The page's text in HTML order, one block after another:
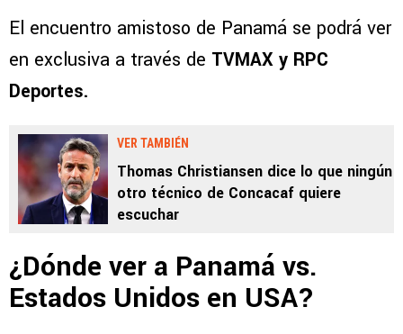
El encuentro amistoso de Panamá se podrá ver
en exclusiva a través de TVMAX y RPC
Deportes.
VER TAMBIÉN
Thomas Christiansen dice lo que ningún
otro técnico de Concacaf quiere
escuchar
¿Dónde ver a Panamá vs.
Estados Unidos en USA?